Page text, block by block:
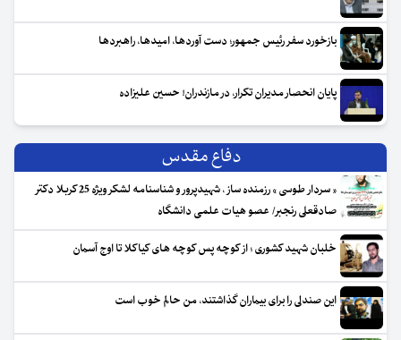
بازخورد سفر رئیس جمهور؛ دست آوردها، امیدها، راهبردها
پایان انحصار مدیران تکرار، در مازندران! حسین علیزاده
دفاع مقدس
« سردار طوسی » رزمنده ساز ، شهیدپرور و شناسنامه لشکر ویژه 25 کربلا دکتر
صادقعلی رنجبر/ عصو هیات علمی دانشگاه
خلبان شهید کشوری ؛ از کوچه پس کوچه های کیاکلا تا اوج آسمان
این صندلی را برای بیماران گذاشتند، من حالم خوب است